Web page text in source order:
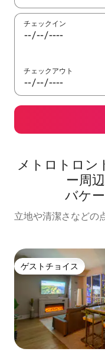
チェックイン
チェックアウト
メトロトロン
ー⁠周⁠
バ⁠ケ⁠
立地や清潔さなどの
ゲストチョイス
ゲストチョイス